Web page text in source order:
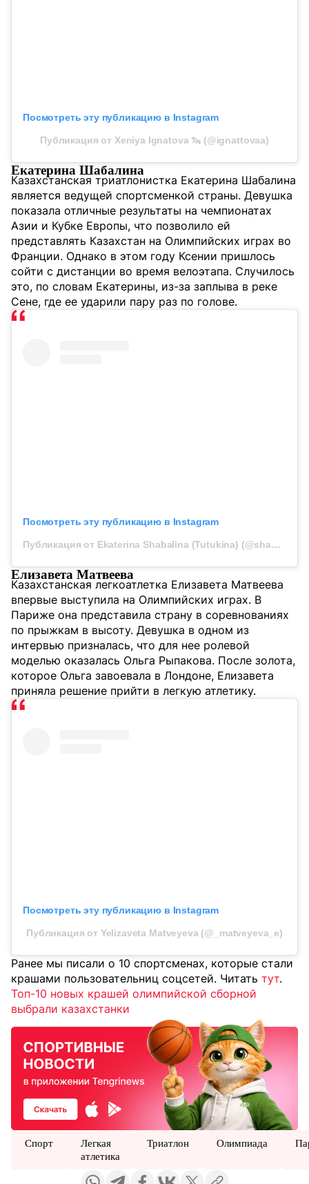
Посмотреть эту публикацию в Instagram
Публикация от Xeniya Ignatova 🦦 (@ignattovaa)
Екатерина Шабалина
Казахстанская триатлонистка Екатерина Шабалина
является ведущей спортсменкой страны. Девушка
показала отличные результаты на чемпионатах
Азии и Кубке Европы, что позволило ей
представлять Казахстан на Олимпийских играх во
Франции. Однако в этом году Ксении пришлось
сойти с дистанции во время велоэтапа. Случилось
это, по словам Екатерины, из-за заплыва в реке
Сене, где ее ударили пару раз по голове.
Посмотреть эту публикацию в Instagram
Публикация от Ekaterina Shabalina (Tutukina) (@shabal1na)
Елизавета Матвеева
Казахстанская легкоатлетка Елизавета Матвеева
впервые выступила на Олимпийских играх. В
Париже она представила страну в соревнованиях
по прыжкам в высоту. Девушка в одном из
интервью призналась, что для нее ролевой
моделью оказалась Ольга Рыпакова. После золота,
которое Ольга завоевала в Лондоне, Елизавета
приняла решение прийти в легкую атлетику.
Посмотреть эту публикацию в Instagram
Публикация от Yelizaveta Matveyeva (@_matveyeva_e)
Ранее мы писали о 10 спортсменах, которые стали
крашами пользовательниц соцсетей. Читать тут.
Топ-10 новых крашей олимпийской сборной
выбрали казахстанки
Спорт
Легкая
атлетика
Триатлон Олимпиада